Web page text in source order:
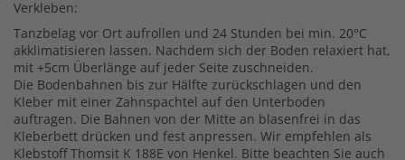
Verkleben:
Tanzbelag vor Ort aufrollen und 24 Stunden bei min. 20°C
akklimatisieren lassen. Nachdem sich der Boden relaxiert hat,
mit +5cm Überlänge auf jeder Seite zuschneiden.
Die Bodenbahnen bis zur Hälfte zurückschlagen und den
Kleber mit einer Zahnspachtel auf den Unterboden
auftragen. Die Bahnen von der Mitte an blasenfrei in das
Kleberbett drücken und fest anpressen. Wir empfehlen als
Klebstoff Thomsit K 188E von Henkel. Bitte beachten Sie auch